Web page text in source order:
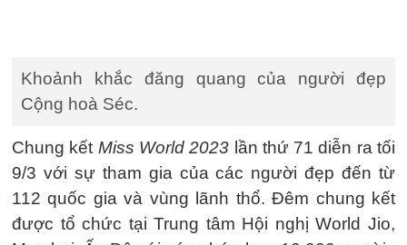
Khoảnh khắc đăng quang của người đẹp
Cộng hoà Séc.
Chung kết Miss World 2023 lần thứ 71 diễn ra tối
9/3 với sự tham gia của các người đẹp đến từ
112 quốc gia và vùng lãnh thổ. Đêm chung kết
được tổ chức tại Trung tâm Hội nghị World Jio,